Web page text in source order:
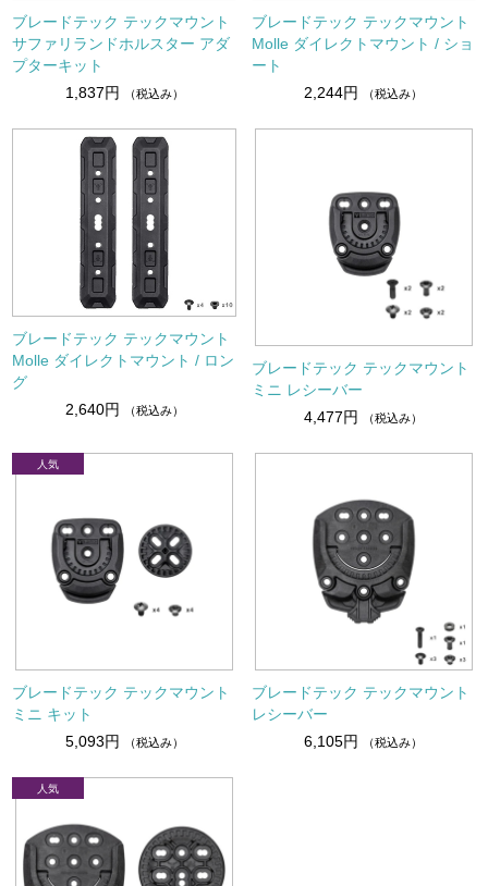
ブレードテック テックマウント
サファリランドホルスター アダ
プターキット
1,837円
（税込み）
ブレードテック テックマウント
Molle ダイレクトマウント / ショ
ート
2,244円
（税込み）
ブレードテック テックマウント
Molle ダイレクトマウント / ロン
グ
2,640円
（税込み）
ブレードテック テックマウント
ミニ レシーバー
4,477円
（税込み）
ブレードテック テックマウント
ミニ キット
5,093円
（税込み）
ブレードテック テックマウント
レシーバー
6,105円
（税込み）